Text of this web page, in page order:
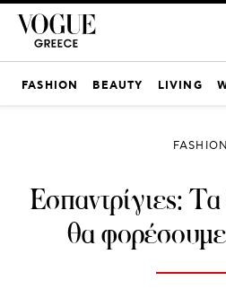
FASHION BEAUTY LIVING
FASHION
Εσπαντρίγιες:
θα